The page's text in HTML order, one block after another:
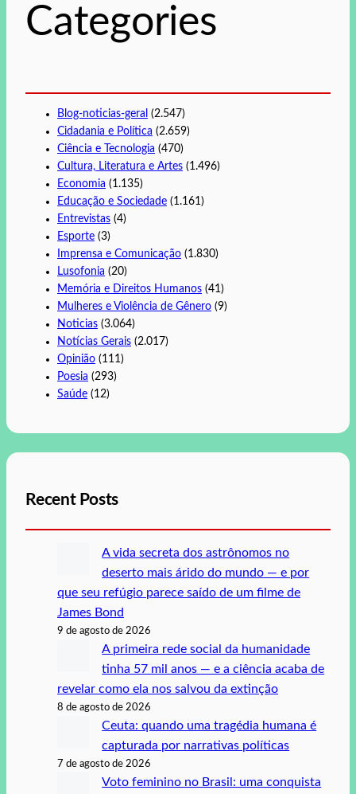
aCategories
Blog-noticias-geral (2.547)
Cidadania e Política (2.659)
Ciência e Tecnologia (470)
Cultura, Literatura e Artes (1.496)
Economia (1.135)
Educação e Sociedade (1.161)
Entrevistas (4)
Esporte (3)
Imprensa e Comunicação (1.830)
Lusofonia (20)
Memória e Direitos Humanos (41)
Mulheres e Violência de Gênero (9)
Noticias (3.064)
Notícias Gerais (2.017)
Opinião (111)
Poesia (293)
Saúde (12)
Recent Posts
A vida secreta dos astrônomos no
deserto mais árido do mundo — e por
que seu refúgio parece saído de um filme de
James Bond
9 de agosto de 2026
A primeira rede social da humanidade
tinha 57 mil anos — e a ciência acaba de
revelar como ela nos salvou da extinção
8 de agosto de 2026
Ceuta: quando uma tragédia humana é
capturada por narrativas políticas
7 de agosto de 2026
Voto feminino no Brasil: uma conquista